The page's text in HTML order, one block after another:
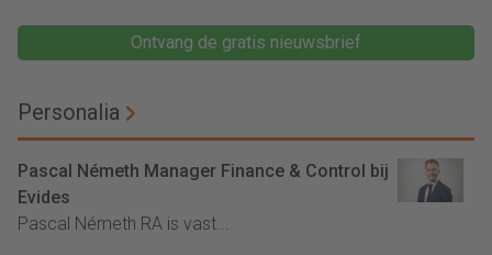
Ontvang de gratis nieuwsbrief
Personalia
Pascal Németh Manager Finance & Control bij
Evides
Pascal Németh RA is vast...